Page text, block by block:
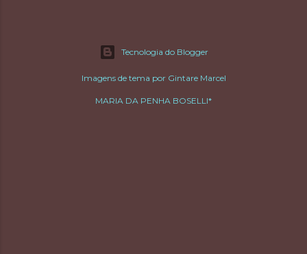
Tecnologia do Blogger
Imagens de tema por Gintare Marcel
MARIA DA PENHA BOSELLI*